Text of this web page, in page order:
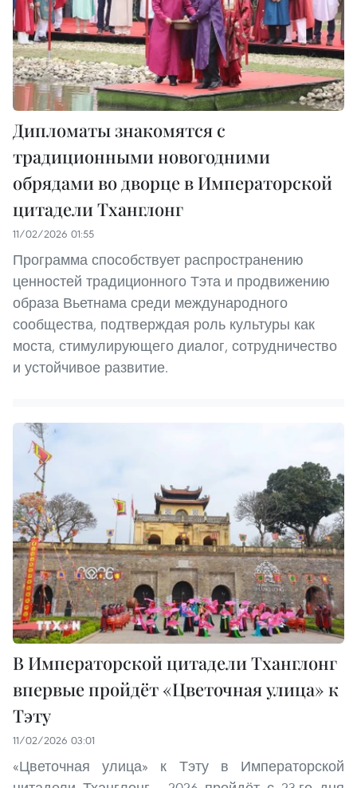
Дипломаты знакомятся с
традиционными новогодними
обрядами во дворце в Императорской
цитадели Тханглонг
11/02/2026 01:55
Программа способствует распространению
ценностей традиционного Тэта и продвижению
образа Вьетнама среди международного
сообщества, подтверждая роль культуры как
моста, стимулирующего диалог, сотрудничество
и устойчивое развитие.
В Императорской цитадели Тханглонг
впервые пройдёт «Цветочная улица» к
Тэту
11/02/2026 03:01
«Цветочная улица» к Тэту в Императорской